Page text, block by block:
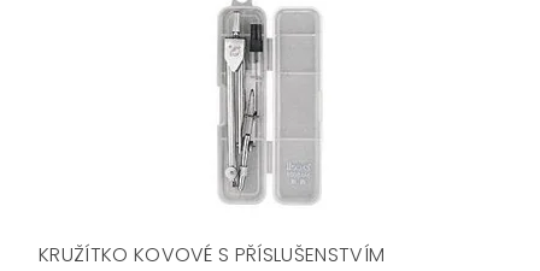
KRUŽÍTKO KOVOVÉ S PŘÍSLUŠENSTVÍM